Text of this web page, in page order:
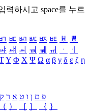
력하시고 space를 누르
ㅳ ㅴ ㅵ ㅶ ㅷ ㅸ
ㅹ
ㆈ ㆉ ㆊ ㆋ ㆌ ㆍ
ㆎ
Υ Φ Χ Ψ Ω α β γ δ ε ζ η
פ ם ן ו ט א ר ק
（ ） ［ ］ ｛ ｝